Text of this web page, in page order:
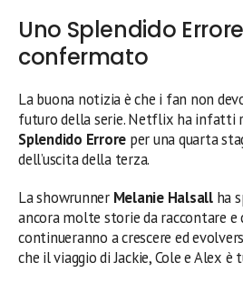
Uno Splendido
confermato
La buona notizia è che i fan non
futuro della serie. Netflix ha infatti
Splendido Errore per una quarta
dell’uscita della terza.
La showrunner Melanie Halsallha
ancora molte storie da raccontare e
continueranno a crescere ed
che il viaggio di Jackie, Cole e Alex è